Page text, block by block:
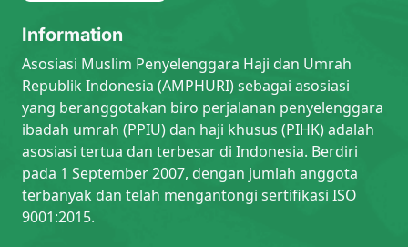
Information
Asosiasi Muslim Penyelenggara Haji dan Umrah
Republik Indonesia (AMPHURI) sebagai asosiasi
yang beranggotakan biro perjalanan penyelenggara
ibadah umrah (PPIU) dan haji khusus (PIHK) adalah
asosiasi tertua dan terbesar di Indonesia. Berdiri
pada 1 September 2007, dengan jumlah anggota
terbanyak dan telah mengantongi sertifikasi ISO
9001:2015.